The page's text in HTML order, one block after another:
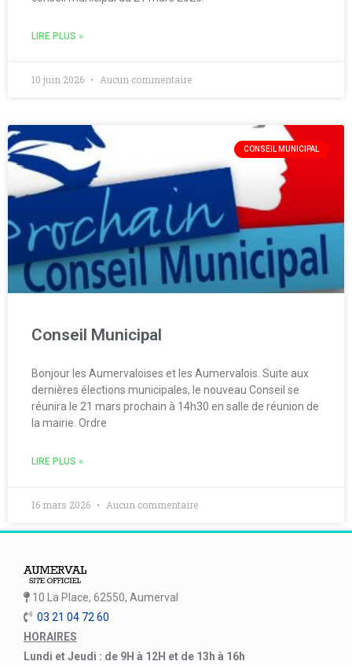
LIRE PLUS »
10 juin 2026 Aucun commentaire
CONSEIL MUNICIPAL
Conseil Municipal
Bonjour les Aumervaloises et les Aumervalois. Suite aux
dernières élections municipales, le nouveau Conseil se
réunira le 21 mars prochain à 14h30 en salle de réunion de
la mairie. Ordre
LIRE PLUS »
16 mars 2026 Aucun commentaire
10 La Place, 62550, Aumerval
03 21 04 72 60
HORAIRES
Lundi et Jeudi : de 9H à 12H et de 13h à 16h